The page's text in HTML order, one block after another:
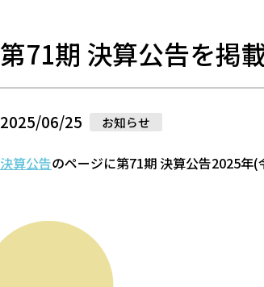
第71期 決算公告を掲
2025/06/25 お知らせ
決算公告のページに第71期 決算公告2025年(